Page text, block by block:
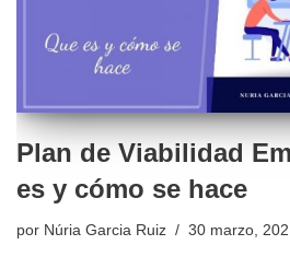
Plan de Viabilidad
es y cómo se hace
por Núria Garcia Ruiz 30 marzo,